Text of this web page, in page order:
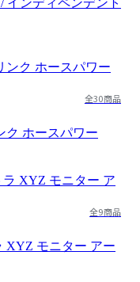
全30商品
ク ホースパワー
全9商品
XYZ モニター アー